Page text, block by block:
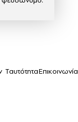
ΤαυτότηταΕπικοινωνία